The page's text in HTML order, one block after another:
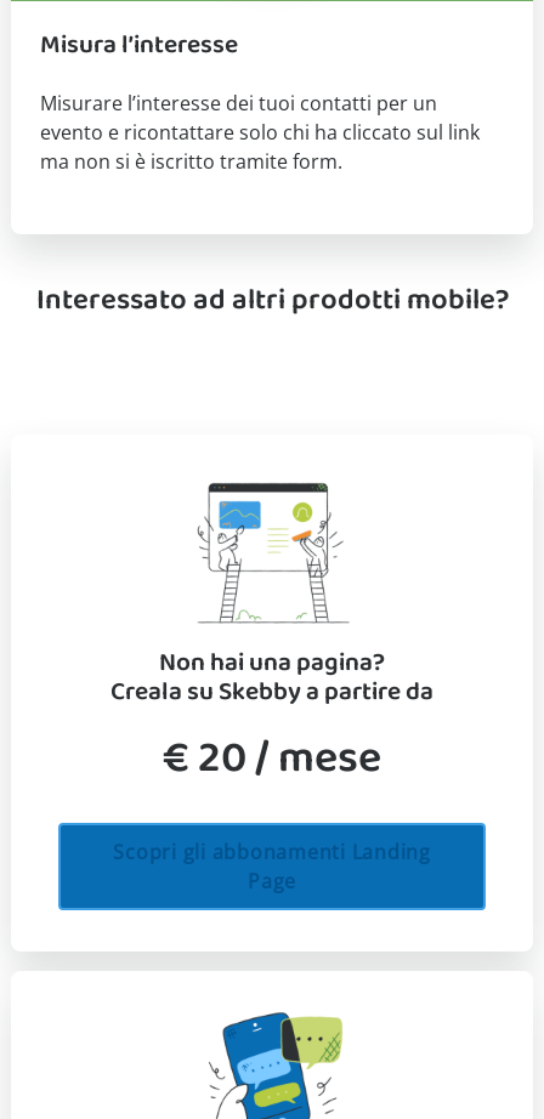
Misura l’interesse
Misurare l’interesse dei tuoi contatti per un
evento e ricontattare solo chi ha cliccato sul link
ma non si è iscritto tramite form.
Interessato ad altri prodotti mobile?
Non hai una pagina?
Creala su Skebby a partire da
€ 20 / mese
Scopri gli abbonamenti Landing
Page